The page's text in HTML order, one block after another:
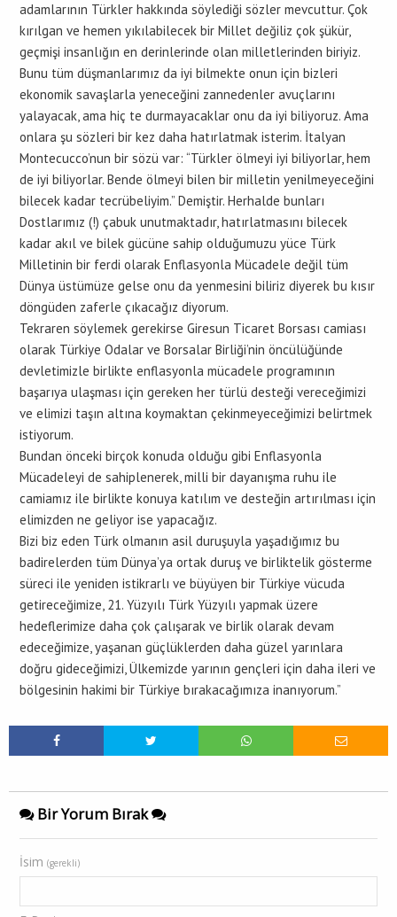
adamlarının Türkler hakkında söylediği sözler mevcuttur. Çok
kırılgan ve hemen yıkılabilecek bir Millet değiliz çok şükür,
geçmişi insanlığın en derinlerinde olan milletlerinden biriyiz.
Bunu tüm düşmanlarımız da iyi bilmekte onun için bizleri
ekonomik savaşlarla yeneceğini zannedenler avuçlarını
yalayacak, ama hiç te durmayacaklar onu da iyi biliyoruz. Ama
onlara şu sözleri bir kez daha hatırlatmak isterim. İtalyan
Montecucco’nun bir sözü var: “Türkler ölmeyi iyi biliyorlar, hem
de iyi biliyorlar. Bende ölmeyi bilen bir milletin yenilmeyeceğini
bilecek kadar tecrübeliyim.” Demiştir. Herhalde bunları
Dostlarımız (!) çabuk unutmaktadır, hatırlatmasını bilecek
kadar akıl ve bilek gücüne sahip olduğumuzu yüce Türk
Milletinin bir ferdi olarak Enflasyonla Mücadele değil tüm
Dünya üstümüze gelse onu da yenmesini biliriz diyerek bu kısır
döngüden zaferle çıkacağız diyorum.
Tekraren söylemek gerekirse Giresun Ticaret Borsası camiası
olarak Türkiye Odalar ve Borsalar Birliği’nin öncülüğünde
devletimizle birlikte enflasyonla mücadele programının
başarıya ulaşması için gereken her türlü desteği vereceğimizi
ve elimizi taşın altına koymaktan çekinmeyeceğimizi belirtmek
istiyorum.
Bundan önceki birçok konuda olduğu gibi Enflasyonla
Mücadeleyi de sahiplenerek, milli bir dayanışma ruhu ile
camiamız ile birlikte konuya katılım ve desteğin artırılması için
elimizden ne geliyor ise yapacağız.
Bizi biz eden Türk olmanın asil duruşuyla yaşadığımız bu
badirelerden tüm Dünya’ya ortak duruş ve birliktelik gösterme
süreci ile yeniden istikrarlı ve büyüyen bir Türkiye vücuda
getireceğimize, 21. Yüzyılı Türk Yüzyılı yapmak üzere
hedeflerimize daha çok çalışarak ve birlik olarak devam
edeceğimize, yaşanan güçlüklerden daha güzel yarınlara
doğru gideceğimizi, Ülkemizde yarının gençleri için daha ileri ve
bölgesinin hakimi bir Türkiye bırakacağımıza inanıyorum.”
Bir Yorum Bırak
İsim (gerekli)